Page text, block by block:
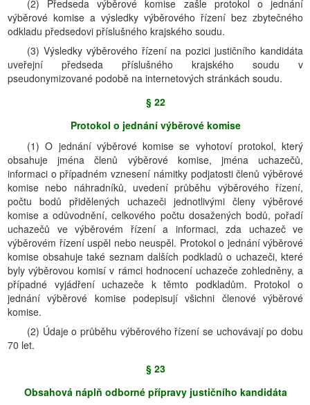
(2) Předseda výběrové komise zašle protokol o jednání
výběrové komise a výsledky výběrového řízení bez zbytečného
odkladu předsedovi příslušného krajského soudu.
(3) Výsledky výběrového řízení na pozici justičního kandidáta
uveřejní předseda příslušného krajského soudu v
pseudonymizované podobě na internetových stránkách soudu.
§ 22
Protokol o jednání výběrové komise
(1) O jednání výběrové komise se vyhotoví protokol, který
obsahuje jména členů výběrové komise, jména uchazečů,
informaci o případném vznesení námitky podjatosti členů výběrové
komise nebo náhradníků, uvedení průběhu výběrového řízení,
počtu bodů přidělených uchazeči jednotlivými členy výběrové
komise a odůvodnění, celkového počtu dosažených bodů, pořadí
uchazečů ve výběrovém řízení a informaci, zda uchazeč ve
výběrovém řízení uspěl nebo neuspěl. Protokol o jednání výběrové
komise obsahuje také seznam dalších podkladů o uchazeči, které
byly výběrovou komisí v rámci hodnocení uchazeče zohledněny, a
případné vyjádření uchazeče k těmto podkladům. Protokol o
jednání výběrové komise podepisují všichni členové výběrové
komise.
(2) Údaje o průběhu výběrového řízení se uchovávají po dobu
70 let.
§ 23
Obsahová náplň odborné přípravy justičního kandidáta